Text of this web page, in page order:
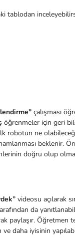
tablodan
çalışması
öğrenmeler için geri
robotun ne
beklenir.
doğru olup
videosu açılarak
da
paylaşır.
daha iyisinin